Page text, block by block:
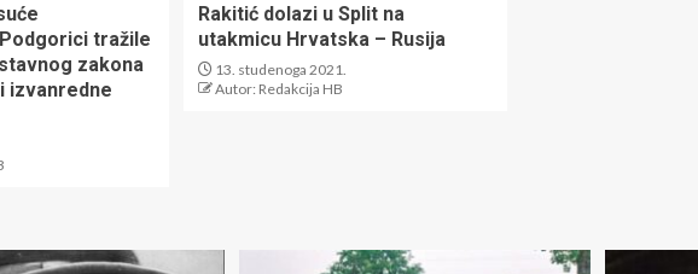
tražile
zakona
izvanredne
Rakitić dolazi u Split na
utakmicu Hrvatska – Rusija
13. studenoga 2021.
Autor: Redakcija HB